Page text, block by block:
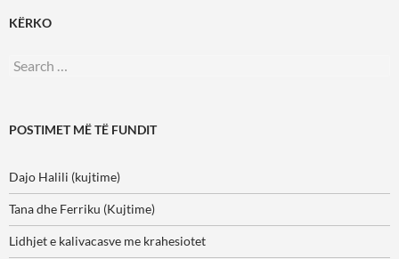
KËRKO
Search
POSTIMET MË TË FUNDIT
Dajo Halili (kujtime)
Tana dhe Ferriku (Kujtime)
Lidhjet e kalivacasve me krahesiotet